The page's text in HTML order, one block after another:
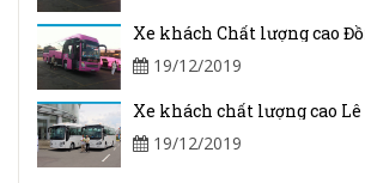
19/12/2019
Xe khách chất lượng cao
19/12/2019